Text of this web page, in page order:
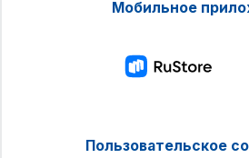
Мобильное
Пользовательское